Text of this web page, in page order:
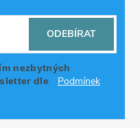
nezbytných
dle
Podmínek
ODEBÍRAT